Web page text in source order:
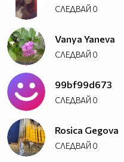
СЛЕДВАЙ 0
Vanya Yaneva
СЛЕДВАЙ 0
99bf99d673
СЛЕДВАЙ 0
Rosica Gegova
СЛЕДВАЙ 0